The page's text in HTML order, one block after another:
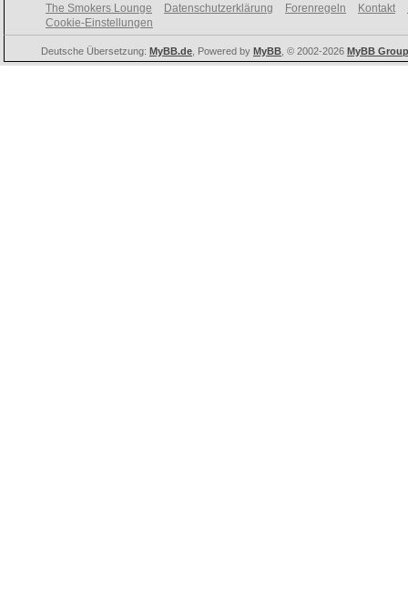
The Smokers Lounge Datenschutzerklärung Forenregeln Kontakt
Cookie-Einstellungen
Deutsche Übersetzung: MyBB.de , Powered by MyBB , © 2002-2026 MyBB Group